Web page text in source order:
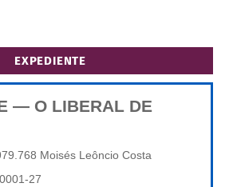
EXPEDIENTE
— O LIBERAL DE
Moisés Leôncio Costa
27